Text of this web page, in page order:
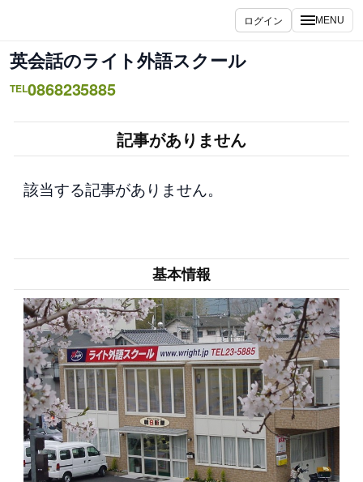
を
ス
キ
ログイン MENU
英会話のライト外語スクール
TEL0868235885
記事がありません
該当する記事がありません。
基本情報